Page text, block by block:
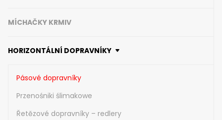
MÍCHAČKY KRMIV
HORIZONTÁLNÍ DOPRAVNÍKY
Pásové dopravníky
Przenośniki ślimakowe
Řetězové dopravníky – redlery